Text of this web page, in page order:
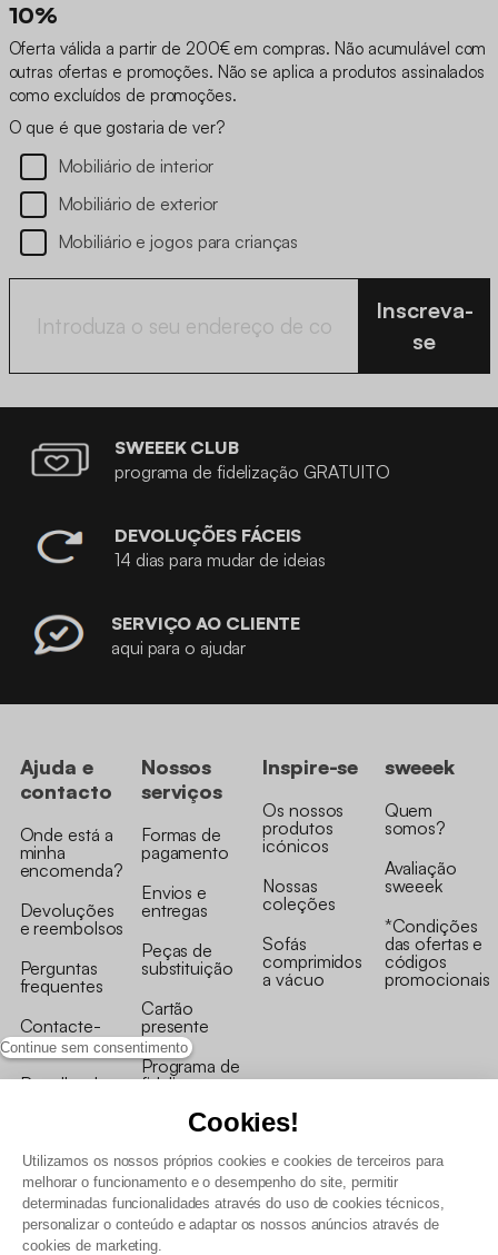
Continue sem consentimento
Cookies!
Utilizamos os nossos próprios cookies e cookies de terceiros para
melhorar o funcionamento e o desempenho do site, permitir
determinadas funcionalidades através do uso de cookies técnicos,
personalizar o conteúdo e adaptar os nossos anúncios através de
cookies de marketing.
10%
Oferta válida a partir de 200€ em compras. Não acumulável com
outras ofertas e promoções. Não se aplica a produtos assinalados
como excluídos de promoções.
O que é que gostaria de ver?
Mobiliário de interior
Mobiliário de exterior
Mobiliário e jogos para crianças
Inscreva-
se
SWEEEK CLUB
programa de fidelização GRATUITO
DEVOLUÇÕES FÁCEIS
14 dias para mudar de ideias
SERVIÇO AO CLIENTE
aqui para o ajudar
Ajuda e
contacto
Onde está a
minha
encomenda?
Devoluções
e reembolsos
Perguntas
frequentes
Contacte-
nos
Recolha de
Nossos
serviços
Formas de
pagamento
Envios e
entregas
Peças de
substituição
Cartão
presente
Programa de
fidelizaçao
Inspire-se
Os nossos
produtos
icónicos
Nossas
coleções
Sofás
comprimidos
a vácuo
sweeek
Quem
somos?
Avaliação
sweeek
*Condições
das ofertas e
códigos
promocionais
Termos e Condições Gerais de Venda e Aviso Legal